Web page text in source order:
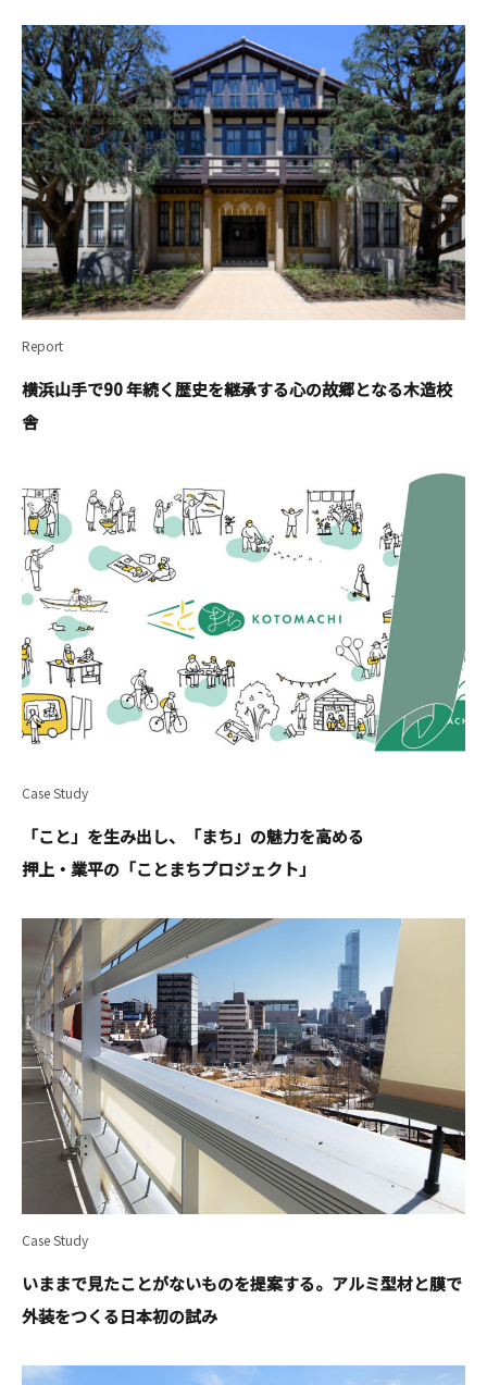
Report
横浜⼭⼿で90 年続く歴史を継承する⼼の故郷となる⽊造校
舎
Case Study
「こと」を生み出し、「まち」の魅力を高める
押上・業平の「ことまちプロジェクト」
Case Study
いままで見たことがないものを提案する。アルミ型材と膜で
外装をつくる日本初の試み